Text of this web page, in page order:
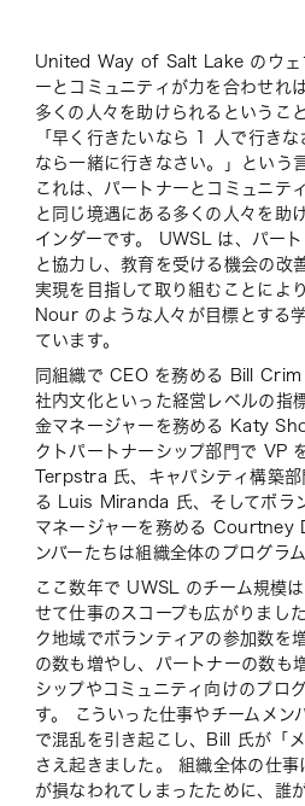
United Way of Salt Lake のウェ
ーとコミュニティが力を合わせれ
多くの人々を助けられるというこ
「早く行きたいなら 1 人で行き
なら一緒に行きなさい。」という
これは、パートナーとコミュニテ
と同じ境遇にある多くの人々を助
インダーです。 UWSL は、パー
と協力し、教育を受ける機会の改
実現を目指して取り組むことによ
Nour のような人々が目標とする
ています。
同組織で CEO を務める Bill Crim
社内文化といった経営レベルの指
金マネージャーを務める Katy
クトパートナーシップ部門で VP
Terpstra 氏、キャパシティ構築
る Luis Miranda 氏、そしてボラ
マネージャーを務める Courtney
ンバーたちは組織全体のプログラ
ここ数年で UWSL のチーム規模
せて仕事のスコープも広がりまし
ク地域でボランティアの参加数を
の数も増やし、パートナーの数も
シップやコミュニティ向けのプロ
す。 こういった仕事やチームメン
で混乱を引き起こし、Bill 氏が「
さえ起きました。 組織全体の仕事
が損なわれてしまったために、誰